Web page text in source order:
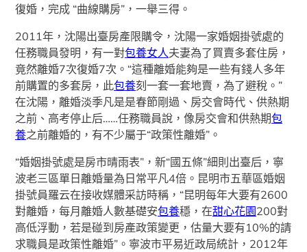
復婚，完成 “曲線購房”，一舉三得。
2011年，沈陽出臺房產限購令，沈陽一家婚姻掛號處的
任務職員發明，有一對包養女人夫妻為了買賣多套住房，
竟然離婚7次復婚7次。“這種離婚能夠是一些有錢人多年
前購置的多套房，此包養刻一套一套地賣，為了避稅。”
在沈陽，離婚淡季凡是是春節剛過、房交會時代、供熱期
之前、高考停止后……任務職員說，像房交會和供熱期包
養之前離婚的，有不少屬于“政策性離婚”。
“婚姻掛號處是房市晴雨表”，新“國五條”細則出臺后，寧
波老三區單日離婚量為日常平凡4倍。昆明市五華區婚姻
掛號員羅云在接收媒體采訪時稱，“昆明每年大要有2600
對離婚，每月離婚人數基礎安包養穩，在甜心花園200對
高低浮動，若是碰到房產政策變更，估量大要有10%的請
求職員是政策性離婚”。寧波市平易近政局統計，2012年